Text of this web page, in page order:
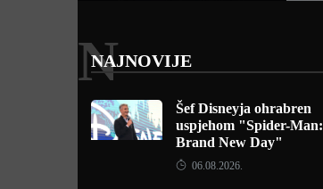
NAJNOVIJE
N
Šef Disneyja ohrabren
uspjehom "Spider-Man:
Brand New Day"
06.08.2026.